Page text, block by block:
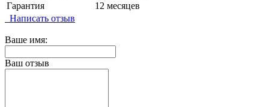
Гарантия
12 месяцев
Написать отзыв
Ваше имя:
Ваш отзыв